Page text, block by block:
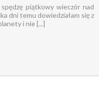
piątkowy wieczór nad
dni temu dowiedziałam się z
i nie [...]